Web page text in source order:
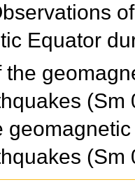
Equator
the